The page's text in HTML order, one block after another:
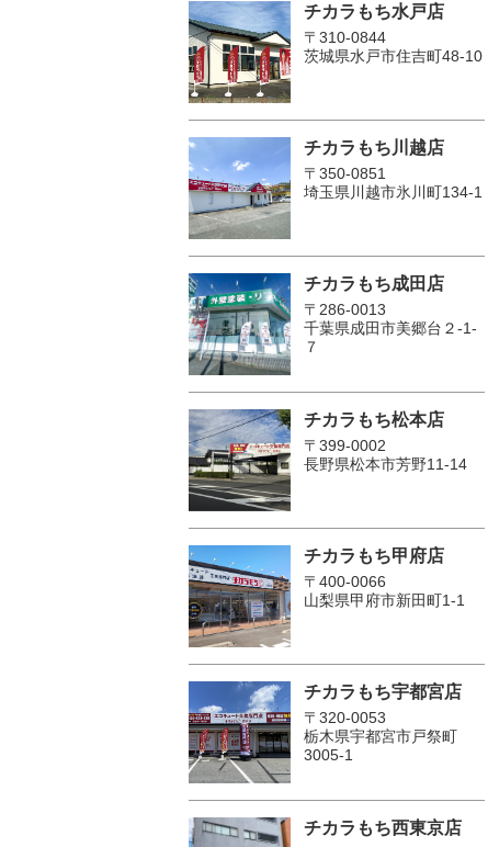
チカラもち水戸店
〒310-0844
茨城県水戸市住吉町48-10
チカラもち川越店
〒350-0851
埼玉県川越市氷川町134-1
チカラもち成田店
〒286-0013
千葉県成田市美郷台２‐1‐
７
チカラもち松本店
〒399-0002
長野県松本市芳野11-14
チカラもち甲府店
〒400-0066
山梨県甲府市新田町1-1
チカラもち宇都宮店
〒320-0053
栃木県宇都宮市戸祭町
3005-1
チカラもち西東京店